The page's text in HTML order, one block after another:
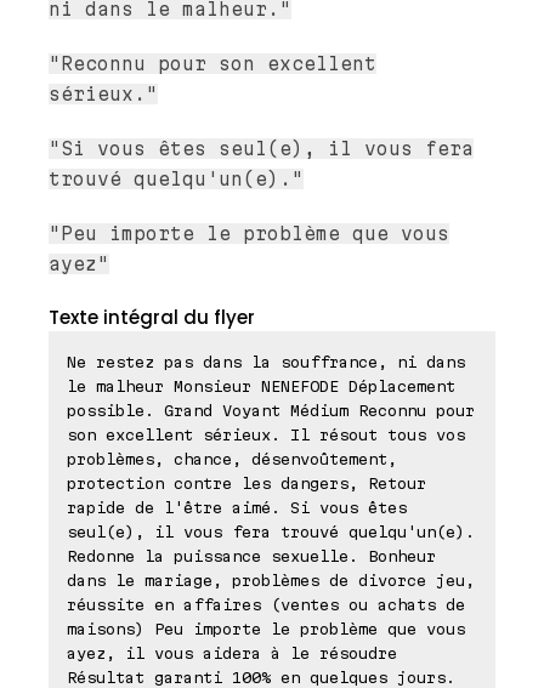
ni dans le malheur."
"Reconnu pour son excellent
sérieux."
"Si vous êtes seul(e), il vous fera
trouvé quelqu'un(e)."
"Peu importe le problème que vous
ayez"
Texte intégral du flyer
Ne restez pas dans la souffrance, ni dans
le malheur Monsieur NENEFODE Déplacement
possible. Grand Voyant Médium Reconnu pour
son excellent sérieux. Il résout tous vos
problèmes, chance, désenvoûtement,
protection contre les dangers, Retour
rapide de l'être aimé. Si vous êtes
seul(e), il vous fera trouvé quelqu'un(e).
Redonne la puissance sexuelle. Bonheur
dans le mariage, problèmes de divorce jeu,
réussite en affaires (ventes ou achats de
maisons) Peu importe le problème que vous
ayez, il vous aidera à le résoudre
Résultat garanti 100% en quelques jours.